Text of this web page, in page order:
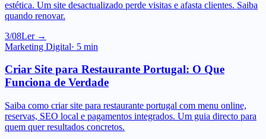
3/08Ler →
Marketing Digital
Criar Site para Restaurante Portugal: O Que
Saiba como criar site para restaurante portugal com menu online,
quem quer resultados concretos.
2/08Ler →
Marketing Digital·5min